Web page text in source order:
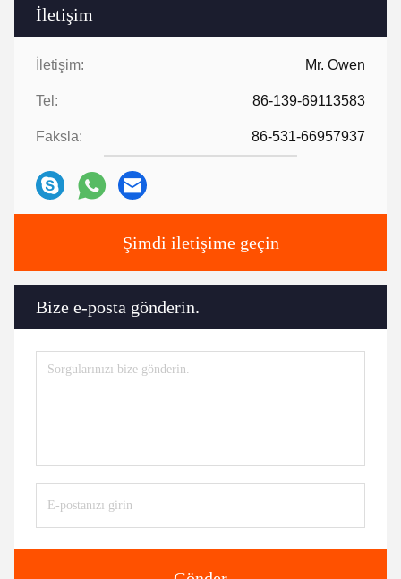
İletişim
İletişim: Mr. Owen
Tel: 86-139-69113583
Faksla: 86-531-66957937
Şimdi iletişime geçin
Bize e-posta gönderin.